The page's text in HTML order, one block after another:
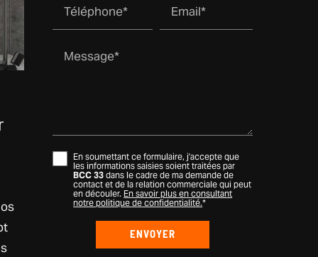
Téléphone* Email*
Message*
En soumettant ce formulaire, j'accepte que
les informations saisies soient traitées par
BCC 33dans le cadre de ma demande de
contact et de la relation commerciale qui peut
en découler. En savoir plus en consultant
notre politique de confidentialité.*